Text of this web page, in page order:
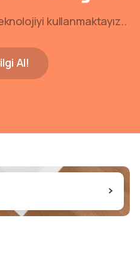
kullanmaktayız..
Al!